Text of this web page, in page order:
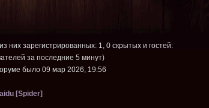
них зарегистрированных: 1, 0 скрытых и гостей:
за последние 5 минут)
было 09 мар 2026, 19:56
[Spider]